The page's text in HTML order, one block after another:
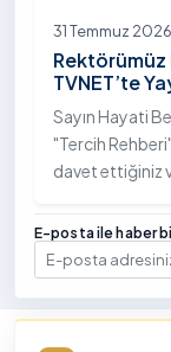
31 Temmuz 2026
Rektörümüz
TVNET’te
Sayın Hayati
"Tercih
davet ettiğiniz
teşekkürlerimi
E-posta ile haber
E-posta